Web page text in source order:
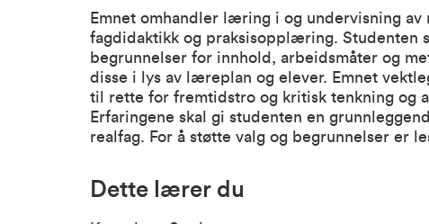
Emnet omhandler læring i og undervisning av
fagdidaktikk og praksisopplæring. Studenten
begrunnelser for innhold, arbeidsmåter og
disse i lys av læreplan og elever. Emnet
til rette for fremtidstro og kritisk tenkning og
Erfaringene skal gi studenten en
realfag. For å støtte valg og begrunnelser er
Dette lærer du